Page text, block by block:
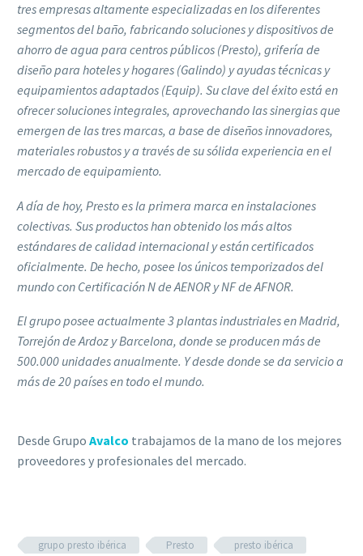
tres empresas altamente especializadas en los diferentes
segmentos del baño, fabricando soluciones y dispositivos de
ahorro de agua para centros públicos (Presto), grifería de
diseño para hoteles y hogares (Galindo) y ayudas técnicas y
equipamientos adaptados (Equip). Su clave del éxito está en
ofrecer soluciones integrales, aprovechando las sinergias que
emergen de las tres marcas, a base de diseños innovadores,
materiales robustos y a través de su sólida experiencia en el
mercado de equipamiento.
A día de hoy, Presto es la primera marca en instalaciones
colectivas. Sus productos han obtenido los más altos
estándares de calidad internacional y están certificados
oficialmente. De hecho, posee los únicos temporizados del
mundo con Certificación N de AENOR y NF de AFNOR.
El grupo posee actualmente 3 plantas industriales en Madrid,
Torrejón de Ardoz y Barcelona, donde se producen más de
500.000 unidades anualmente. Y desde donde se da servicio a
más de 20 países en todo el mundo.
Desde Grupo Avalco trabajamos de la mano de los mejores
proveedores y profesionales del mercado.
grupo presto ibérica Presto presto ibérica